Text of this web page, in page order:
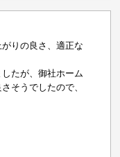
りの良さ、適正な
たが、御社ホーム
そうでしたので、